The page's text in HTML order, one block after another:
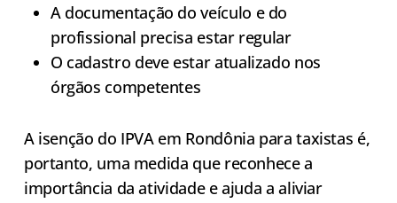
A documentação do veículo e do
profissional precisa estar regular
O cadastro deve estar atualizado nos
órgãos competentes
A isenção do IPVA em Rondônia para taxistas é,
portanto, uma medida que reconhece a
importância da atividade e ajuda a aliviar